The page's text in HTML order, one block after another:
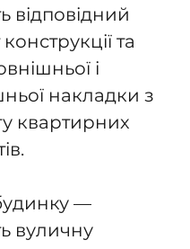
відповідний
та
і
накладки з
квартирних
—
вуличну